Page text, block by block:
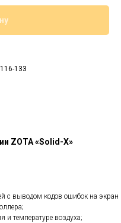
133
ZOTA «Solid-X»
с выводом кодов ошибок на экран
и температуре воздуха;